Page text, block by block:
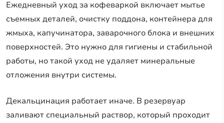
Ежедневный уход за кофеваркой включает мытье
съемных деталей, очистку поддона, контейнера для
жмыха, капучинатора, заварочного блока и внешних
поверхностей. Это нужно для гигиены и стабильной
работы, но такой уход не удаляет минеральные
отложения внутри системы.
Декальцинация работает иначе. В резервуар
заливают специальный раствор, который проходит